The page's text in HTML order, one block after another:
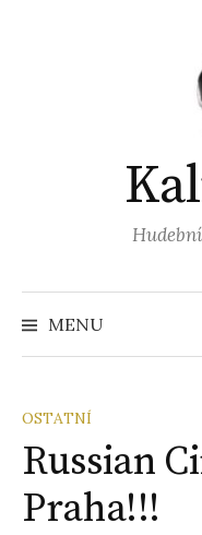
MENU
OSTATNÍ
Russian
Praha!!!